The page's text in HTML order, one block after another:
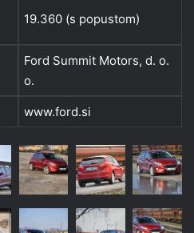
19.360 (s popustom)
Ford Summit Motors, d. o.
o.
www.ford.si